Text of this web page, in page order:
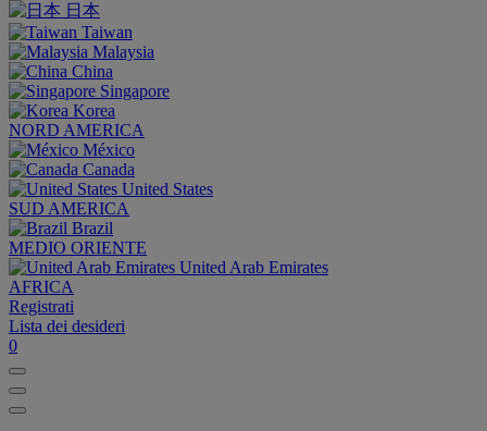
日本
Taiwan
Malaysia
China
Singapore
Korea
NORD AMERICA
México
Canada
United States
SUD AMERICA
Brazil
MEDIO ORIENTE
United Arab Emirates
AFRICA
Registrati
Lista dei desideri
0